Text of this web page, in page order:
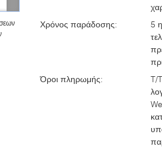
Χρόνος παράδοσης:
5
Όροι πληρωμής:
T/